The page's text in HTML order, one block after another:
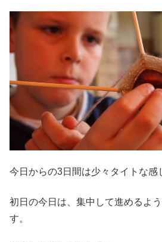
今日からの3日間は少々タイトな感
初日の今日は、集中して進めるよ
す。